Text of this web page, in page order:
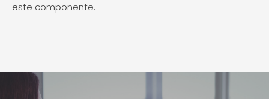
este componente.